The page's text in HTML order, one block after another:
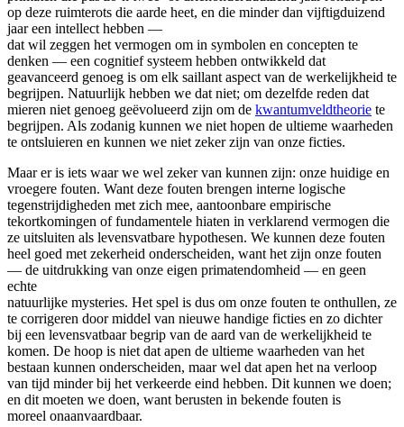
op deze ruimterots die aarde heet, en die minder dan vijftigduizend
jaar een intellect hebben —
dat wil zeggen het vermogen om in symbolen en concepten te
denken — een cognitief systeem hebben ontwikkeld dat
geavanceerd genoeg is om elk saillant aspect van de werkelijkheid te
begrijpen. Natuurlijk hebben we dat niet; om dezelfde reden dat
mieren niet genoeg geëvolueerd zijn om de kwantumveldtheorie te
begrijpen. Als zodanig kunnen we niet hopen de ultieme waarheden
te ontsluieren en kunnen we niet zeker zijn van onze ficties.
Maar er is iets waar we wel zeker van kunnen zijn: onze huidige en
vroegere fouten. Want deze fouten brengen interne logische
tegenstrijdigheden met zich mee, aantoonbare empirische
tekortkomingen of fundamentele hiaten in verklarend vermogen die
ze uitsluiten als levensvatbare hypothesen. We kunnen deze fouten
heel goed met zekerheid onderscheiden, want het zijn onze fouten
— de uitdrukking van onze eigen primatendomheid — en geen
echte
natuurlijke mysteries. Het spel is dus om onze fouten te onthullen, ze
te corrigeren door middel van nieuwe handige ficties en zo dichter
bij een levensvatbaar begrip van de aard van de werkelijkheid te
komen. De hoop is niet dat apen de ultieme waarheden van het
bestaan kunnen onderscheiden, maar wel dat apen het na verloop
van tijd minder bij het verkeerde eind hebben. Dit kunnen we doen;
en dit moeten we doen, want berusten in bekende fouten is
moreel onaanvaardbaar.